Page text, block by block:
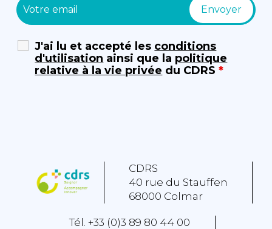
J'ai lu et accepté les conditions
d'utilisation ainsi que la politique
relative à la vie privée du CDRS*
CDRS
40 rue du Stauffen
68000 Colmar
Tél. +33 (0)3 89 80 44 00